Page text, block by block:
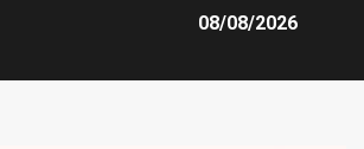
08/08/2026